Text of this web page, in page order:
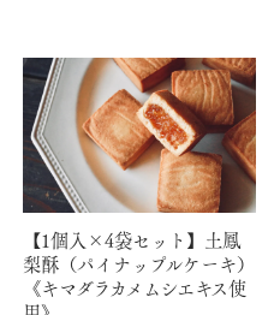
【1個入×4袋セット】土鳳
梨酥（パイナップルケーキ）
《キマダラカメムシエキス使